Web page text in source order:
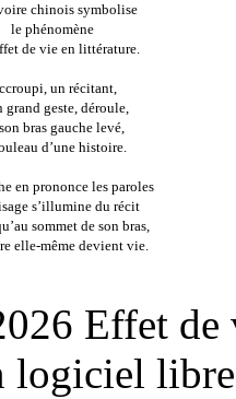
chinois symbolise
le phénomène
de vie en littérature.
un récitant,
grand geste, déroule,
bras gauche levé,
d’une histoire.
en prononce les paroles
s’illumine du récit
sommet de son bras,
elle-même devient vie.
Effet de
logiciel